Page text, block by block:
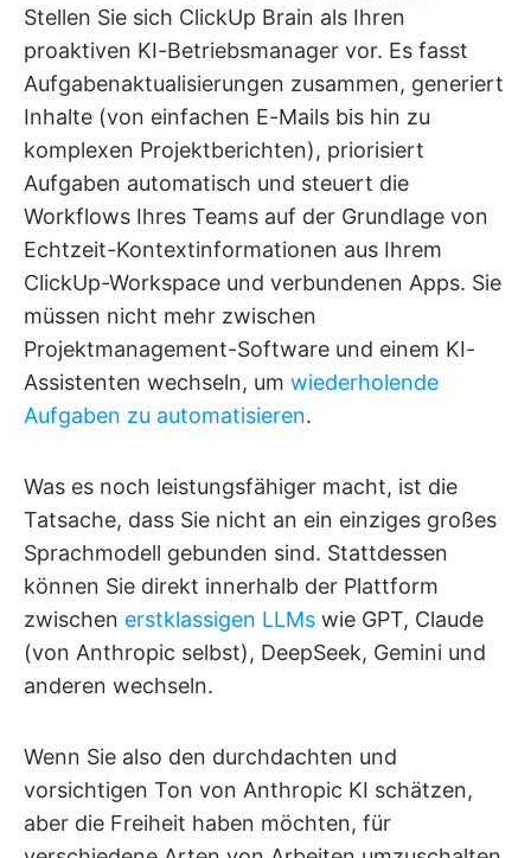
Stellen Sie sich ClickUp Brain als Ihren
proaktiven KI-Betriebsmanager vor. Es fasst
Aufgabenaktualisierungen zusammen, generiert
Inhalte (von einfachen E-Mails bis hin zu
komplexen Projektberichten), priorisiert
Aufgaben automatisch und steuert die
Workflows Ihres Teams auf der Grundlage von
Echtzeit-Kontextinformationen aus Ihrem
ClickUp-Workspace und verbundenen Apps. Sie
müssen nicht mehr zwischen
Projektmanagement-Software und einem KI-
Assistenten wechseln, um wiederholende
Aufgaben zu automatisieren.
Was es noch leistungsfähiger macht, ist die
Tatsache, dass Sie nicht an ein einziges großes
Sprachmodell gebunden sind. Stattdessen
können Sie direkt innerhalb der Plattform
zwischen erstklassigen LLMs wie GPT, Claude
(von Anthropic selbst), DeepSeek, Gemini und
anderen wechseln.
Wenn Sie also den durchdachten und
vorsichtigen Ton von Anthropic KI schätzen,
aber die Freiheit haben möchten, für